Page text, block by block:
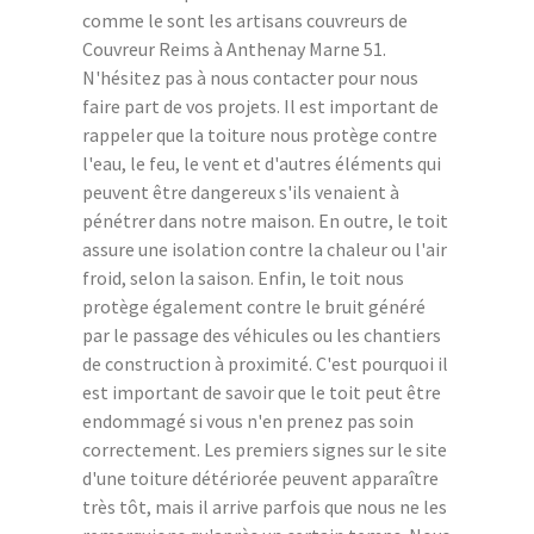
comme le sont les artisans couvreurs de
Couvreur Reims à Anthenay Marne 51.
N'hésitez pas à nous contacter pour nous
faire part de vos projets. Il est important de
rappeler que la toiture nous protège contre
l'eau, le feu, le vent et d'autres éléments qui
peuvent être dangereux s'ils venaient à
pénétrer dans notre maison. En outre, le toit
assure une isolation contre la chaleur ou l'air
froid, selon la saison. Enfin, le toit nous
protège également contre le bruit généré
par le passage des véhicules ou les chantiers
de construction à proximité. C'est pourquoi il
est important de savoir que le toit peut être
endommagé si vous n'en prenez pas soin
correctement. Les premiers signes sur le site
d'une toiture détériorée peuvent apparaître
très tôt, mais il arrive parfois que nous ne les